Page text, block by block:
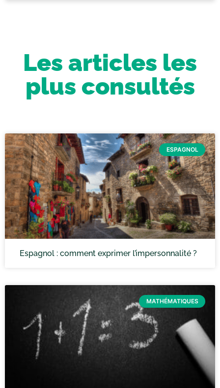
Les articles les
plus consultés
ESPAGNOL
Espagnol : comment exprimer l’impersonnalité ?
MATHÉMATIQUES